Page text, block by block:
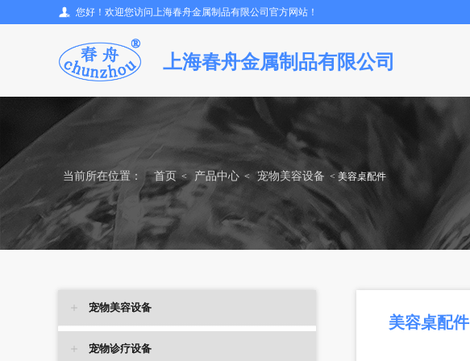
您好！欢迎您访问上海春舟金属制品有限公司官方网站！
上海春舟金属制品有限公司
当前所在位置： 首页 < 产品中心 < 宠物美容设备 < 美容桌配件
宠物美容设备
宠物诊疗设备
美容桌配件